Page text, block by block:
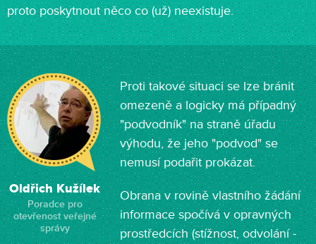
proto poskytnout něco co (už) neexistuje.
Oldřich Kužílek
Poradce pro
otevřenost veřejné
správy
Proti takové situaci se lze bránit
omezeně a logicky má případný
"podvodník" na straně úřadu
výhodu, že jeho "podvod" se
nemusí podařit prokázat.
Obrana v rovině vlastního žádání
informace spočívá v opravných
prostředcích (stížnost, odvolání -